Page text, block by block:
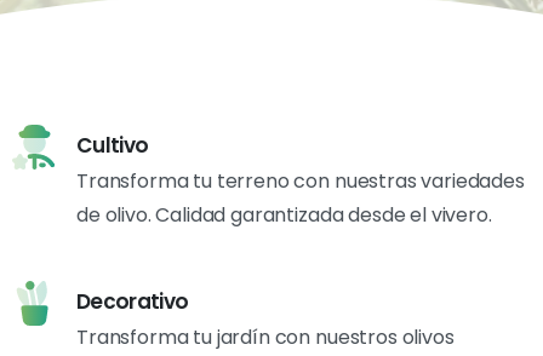
Cultivo
Transforma tu terreno con nuestras variedades
de olivo. Calidad garantizada desde el vivero.
Decorativo
Transforma tu jardín con nuestros olivos